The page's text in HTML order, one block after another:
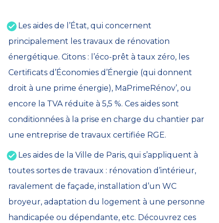
Les aides de l’État, qui concernent
principalement les travaux de rénovation
énergétique. Citons : l’éco-prêt à taux zéro, les
Certificats d’Économies d’Énergie (qui donnent
droit à une prime énergie), MaPrimeRénov’, ou
encore la TVA réduite à 5,5 %. Ces aides sont
conditionnées à la prise en charge du chantier par
une entreprise de travaux certifiée RGE.
Les aides de la Ville de Paris, qui s’appliquent à
toutes sortes de travaux : rénovation d’intérieur,
ravalement de façade, installation d’un WC
broyeur, adaptation du logement à une personne
handicapée ou dépendante, etc. Découvrez ces